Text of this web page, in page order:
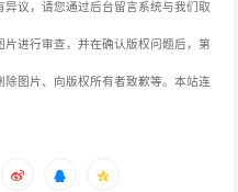
议，请您通过后台留言系统与我们取
进行审查，并在确认版权问题后，第
图片、向版权所有者致歉等。本站连